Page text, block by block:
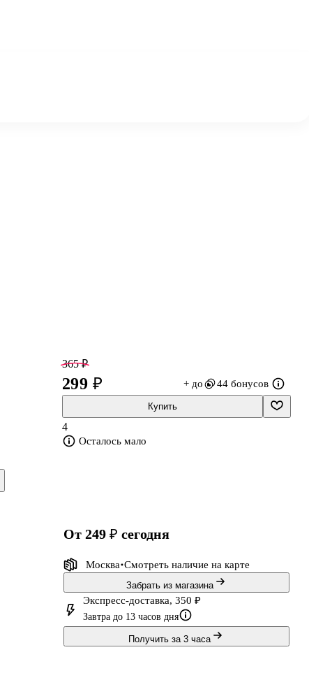
365 ₽
299 ₽ + до 44 бонусов
Купить
4
Осталось мало
от 249 ₽ сегодня
Москва Смотреть наличие на карте
Забрать из магазина
Экспресс-доставка, 350 ₽
Завтра до 13 часов дня
Получить за 3 часа